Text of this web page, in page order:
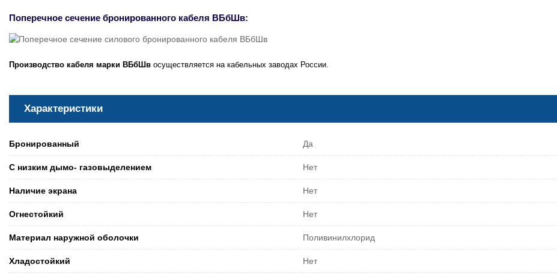
Поперечное сечение бронированного кабеля ВБбШв:
Производство кабеля марки ВБбШв осуществляется на кабельных заводах России.
Характеристики
Бронированный Да
С низким дымо- газовыделением Нет
Наличие экрана Нет
Огнестойкий Нет
Материал наружной оболочки Поливинилхлорид
Хладостойкий Нет